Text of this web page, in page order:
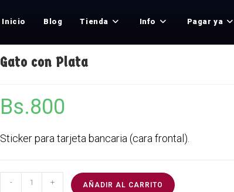
Inicio
Blog Tienda Info Pagar ya
Gato con Plata
Bs.800
Sticker para tarjeta bancaria (cara frontal).
- + AÑADIR AL CARRITO